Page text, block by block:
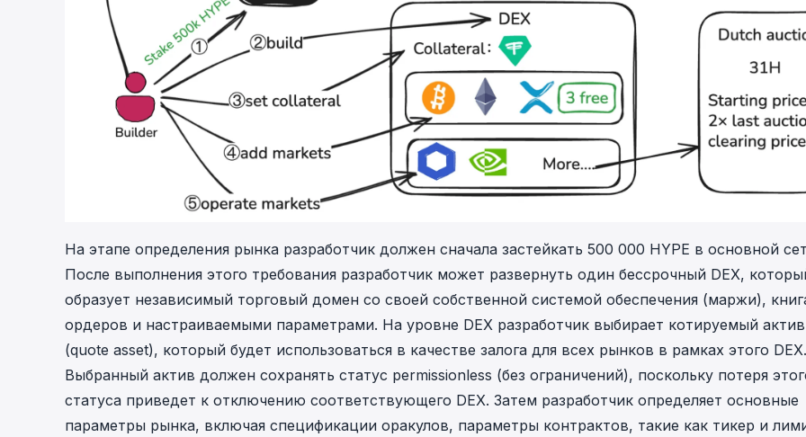
На этапе определения рынка разработчик должен сначала застейкать 500 000 HYPE в основной
После выполнения этого требования разработчик может развернуть один бессрочный DEX,
образует независимый торговый домен со своей собственной системой обеспечения (маржи),
ордеров и настраиваемыми параметрами. На уровне DEX разработчик выбирает котируемый актив
(quote asset), который будет использоваться в качестве залога для всех рынков в рамках этого DEX.
Выбранный актив должен сохранять статус permissionless (без ограничений), поскольку потеря
статуса приведет к отключению соответствующего DEX. Затем разработчик определяет основные
параметры рынка, включая спецификации оракулов, параметры контрактов, такие как тикер и